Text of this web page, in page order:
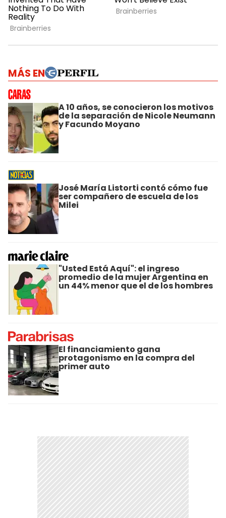
MÁS EN
A 10 años, se conocieron los motivos
de la separación de Nicole Neumann
y Facundo Moyano
José María Listorti contó cómo fue
ser compañero de escuela de los
Milei
"Usted Está Aquí": el ingreso
promedio de la mujer Argentina en
un 44% menor que el de los hombres
El financiamiento gana
protagonismo en la compra del
primer auto